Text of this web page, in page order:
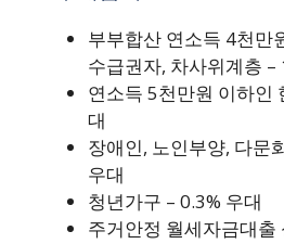
부부합산 연소득 4천만
수급권자, 차사위계층 –
연소득 5천만원 이하인
대
장애인, 노인부양, 다문
우대
청년가구 – 0.3% 우대
주거안정 월세자금대출